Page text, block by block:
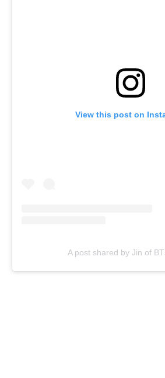
View this post on
A post shared by Jin of